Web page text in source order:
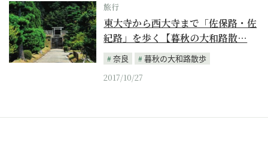
旅行
東大寺から西大寺まで「佐保路・佐
紀路」を歩く【暮秋の大和路散…
奈良
暮秋の大和路散歩
2017/10/27